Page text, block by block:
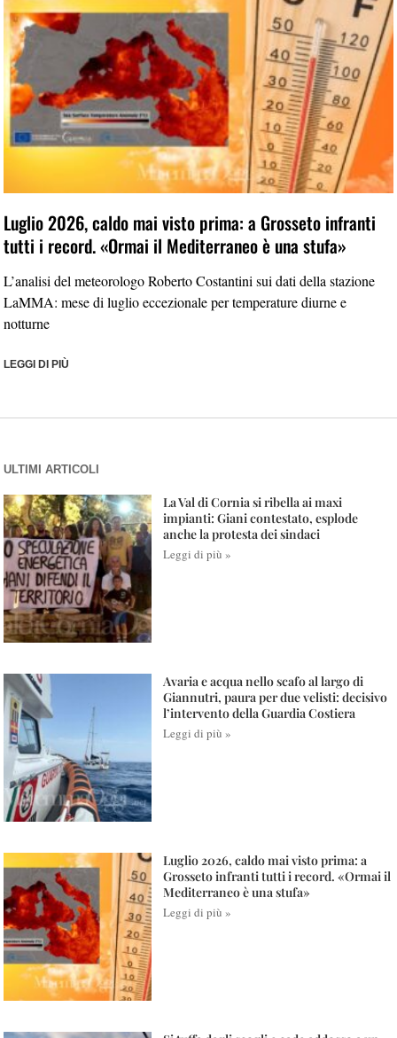
Luglio 2026, caldo mai visto prima: a Grosseto infranti
tutti i record. «Ormai il Mediterraneo è una stufa»
L’analisi del meteorologo Roberto Costantini sui dati della stazione
LaMMA: mese di luglio eccezionale per temperature diurne e
notturne
LEGGI DI PIÙ
ULTIMI ARTICOLI
La Val di Cornia si ribella ai maxi
impianti: Giani contestato, esplode
anche la protesta dei sindaci
Leggi di più »
Avaria e acqua nello scafo al largo di
Giannutri, paura per due velisti: decisivo
l’intervento della Guardia Costiera
Leggi di più »
Luglio 2026, caldo mai visto prima: a
Grosseto infranti tutti i record. «Ormai il
Mediterraneo è una stufa»
Leggi di più »